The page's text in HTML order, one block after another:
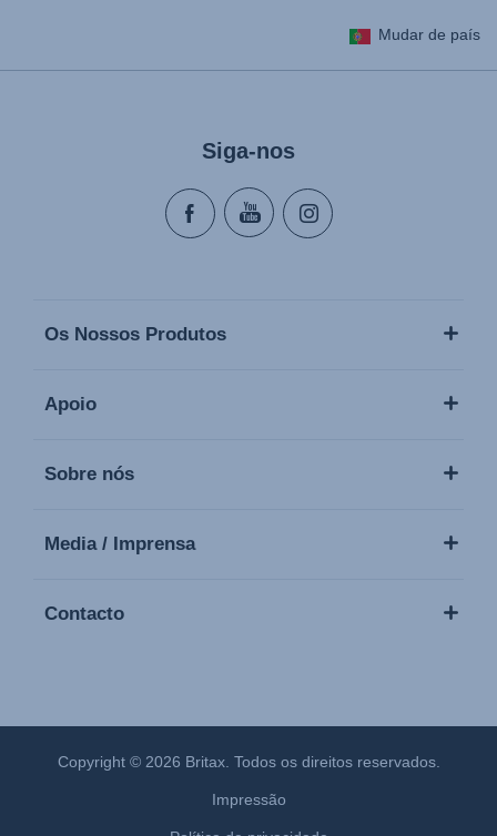
Mudar de país
Siga-nos
Os Nossos Produtos
Apoio
Sobre nós
Media / Imprensa
Contacto
Copyright © 2026 Britax. Todos os direitos reservados.
Impressão